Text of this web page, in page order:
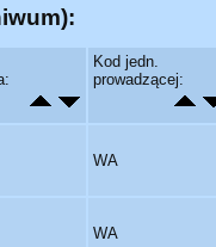
Kod jedn.
prowadzącej:
WA
WA